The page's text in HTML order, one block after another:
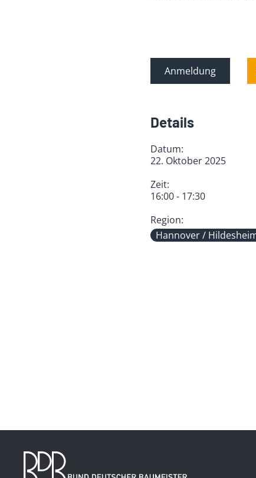
Anmeldung
Details
Datum:
22. Oktober 2025
Zeit:
16:00 - 17:30
Region:
Hannover /